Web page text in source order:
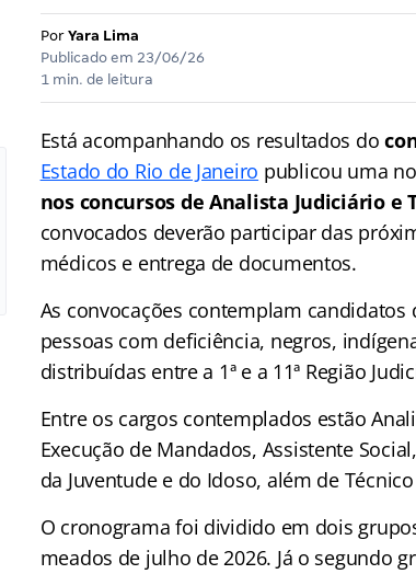
Por Yara Lima
Publicado em 23/06/26
1 min. de leitura
Está acompanhando os resultados do
Estado do Rio de Janeiro publicou uma
nos concursos de Analista Judiciário e
convocados deverão participar das
médicos e entrega de documentos.
As convocações contemplam
pessoas com deficiência, negros,
distribuídas entre a 1ª e a 11ª Região
Entre os cargos contemplados estão
Execução de Mandados, Assistente
da Juventude e do Idoso, além de
O cronograma foi dividido em dois
meados de julho de 2026. Já o segundo